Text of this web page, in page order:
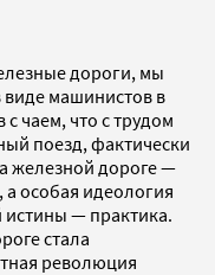
дороги, мы
машинистов в
чаем, что с трудом
поезд, фактически
железной дороге —
а особая идеология
истины — практика.
стала
революция